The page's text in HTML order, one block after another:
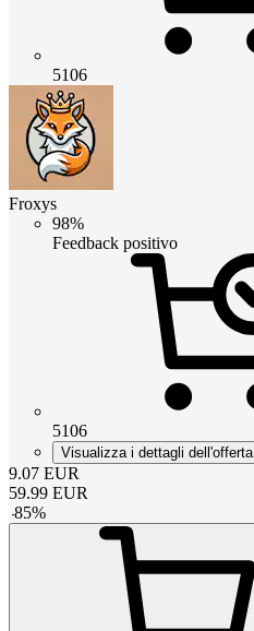
5106
Froxys
98%
Feedback positivo
5106
Visualizza i dettagli dell'offerta
9.07 EUR
59.99 EUR
-85%